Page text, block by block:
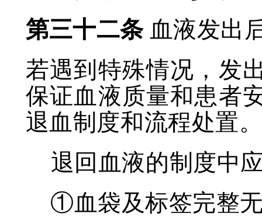
第三十二条 血液发出
若遇到特殊情况，发
保证血液质量和患者
退血制度和流程处置
退回血液的制度中
①血袋及标签完整